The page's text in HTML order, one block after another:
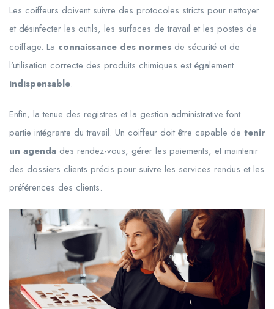
Les coiffeurs doivent suivre des protocoles stricts pour nettoyer
et désinfecter les outils, les surfaces de travail et les postes de
coiffage. La connaissance des normes de sécurité et de
l’utilisation correcte des produits chimiques est également
indispensable.
Enfin, la tenue des registres et la gestion administrative font
partie intégrante du travail. Un coiffeur doit être capable de tenir
un agenda des rendez-vous, gérer les paiements, et maintenir
des dossiers clients précis pour suivre les services rendus et les
préférences des clients.